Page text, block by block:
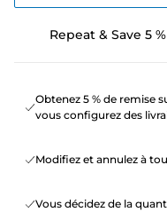
Repeat & Save 5 %
Obtenez 5 % de remise
vous configurez des
Modifiez et annulez à
Vous décidez de la